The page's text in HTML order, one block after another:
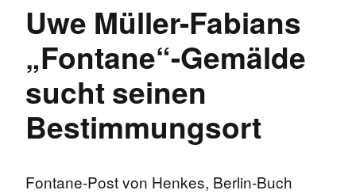
Uwe Müller-Fabians
„Fontane“-Gemälde
sucht seinen
Bestimmungsort
Fontane-Post von Henkes, Berlin-Buch